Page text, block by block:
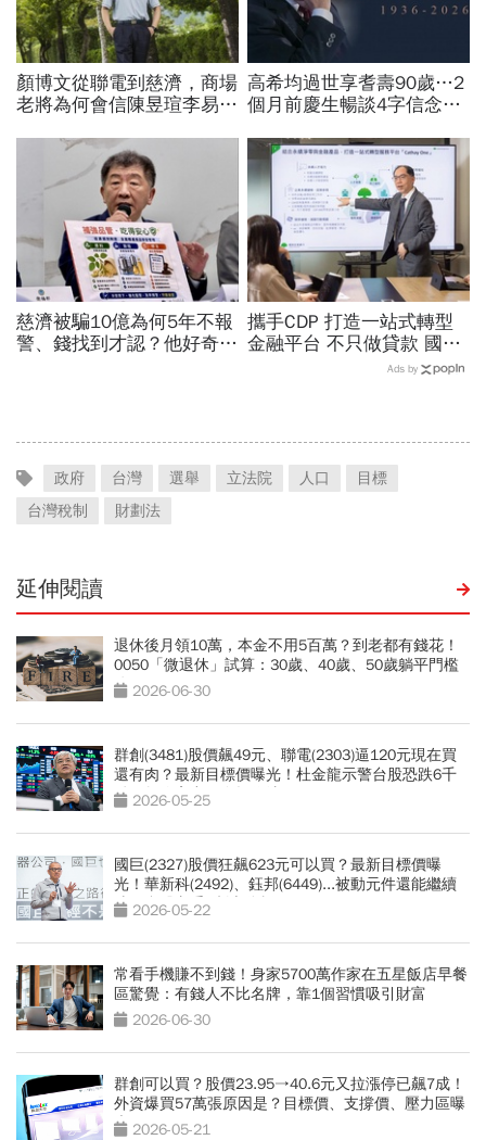
顏博文從聯電到慈濟，商場
老將為何會信陳昱瑄李易
聲：將捍衛信眾捐款、蔡英
高希均過世享耆壽90歲…2
個月前慶生暢談4字信念，
福、一切靠自己爭氣
慈濟被騙10億為何5年不報
警、錢找到才認？他好奇：
攜手CDP 打造一站式轉型
金融平台 不只做貸款 國泰
世華化身減碳顧問Ads by
政府 台灣 選舉 立法院 人口
目標
台灣稅制
財劃法
延伸閱讀
退休後月領10萬，本金不用5百萬？到老都有錢花！
0050「微退休」試算：30歲、40歲、50歲躺平門檻
公開2026-06-30
群創(3481)股價飆49元、聯電(2303)逼120元現在買
還有肉？最新目標價曝光！杜金龍示警台股恐跌6千
點，教你高出低進操作法
2026-05-25
國巨(2327)股價狂飆623元可以買？最新目標價曝
光！華新科(2492)、鈺邦(6449)...被動元件還能繼續
噴？台股老手3劇本分析
2026-05-22
常看手機賺不到錢！身家5700萬作家在五星飯店早餐
區驚覺：有錢人不比名牌，靠1個習慣吸引財富
2026-06-30
群創可以買？股價23.95→40.6元又拉漲停已飆7成！
外資爆買57萬張原因是？目標價、支撐價、壓力區曝
光 2026-05-21